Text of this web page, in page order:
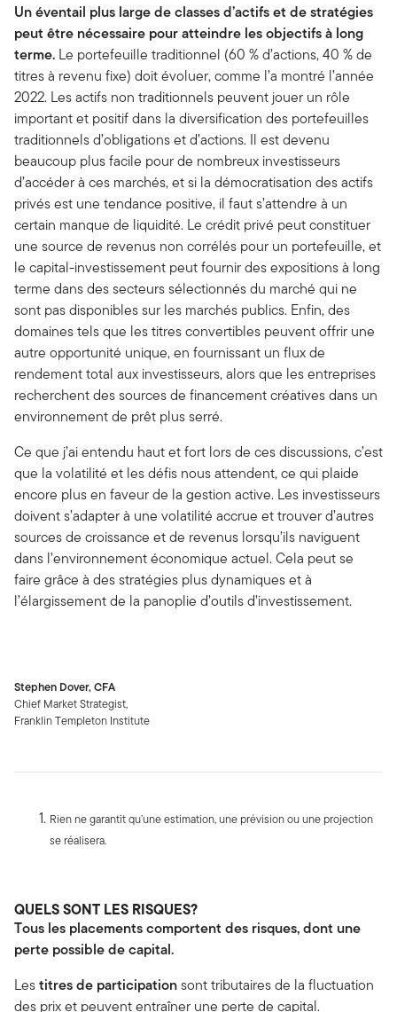
Un éventail plus large de classes d’actifs et de stratégies
peut être nécessaire pour atteindre les objectifs à long
terme. Le portefeuille traditionnel (60 % d’actions, 40 % de
titres à revenu fixe) doit évoluer, comme l’a montré l’année
2022. Les actifs non traditionnels peuvent jouer un rôle
important et positif dans la diversification des portefeuilles
traditionnels d’obligations et d’actions. Il est devenu
beaucoup plus facile pour de nombreux investisseurs
d’accéder à ces marchés, et si la démocratisation des actifs
privés est une tendance positive, il faut s’attendre à un
certain manque de liquidité. Le crédit privé peut constituer
une source de revenus non corrélés pour un portefeuille, et
le capital-investissement peut fournir des expositions à long
terme dans des secteurs sélectionnés du marché qui ne
sont pas disponibles sur les marchés publics. Enfin, des
domaines tels que les titres convertibles peuvent offrir une
autre opportunité unique, en fournissant un flux de
rendement total aux investisseurs, alors que les entreprises
recherchent des sources de financement créatives dans un
environnement de prêt plus serré.
Ce que j’ai entendu haut et fort lors de ces discussions, c’est
que la volatilité et les défis nous attendent, ce qui plaide
encore plus en faveur de la gestion active. Les investisseurs
doivent s’adapter à une volatilité accrue et trouver d’autres
sources de croissance et de revenus lorsqu’ils naviguent
dans l’environnement économique actuel. Cela peut se
faire grâce à des stratégies plus dynamiques et à
l’élargissement de la panoplie d’outils d’investissement.
Stephen Dover, CFA
Chief Market Strategist,
Franklin Templeton Institute
Rien ne garantit qu’une estimation, une prévision ou une projection
se réalisera.
QUELS SONT LES RISQUES?
Tous les placements comportent des risques, dont une
perte possible de capital.
Lestitres de participationsont tributaires de la fluctuation
des prix et peuvent entraîner une perte de capital.